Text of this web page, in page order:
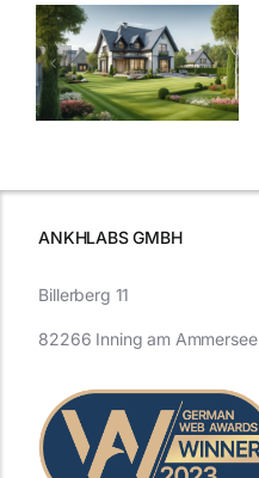
Bauzinsen im
Sturm: Die
aktuelle
Entwicklung
ANKHLABS GMBH
Billerberg 11
82266 Inning am Ammersee